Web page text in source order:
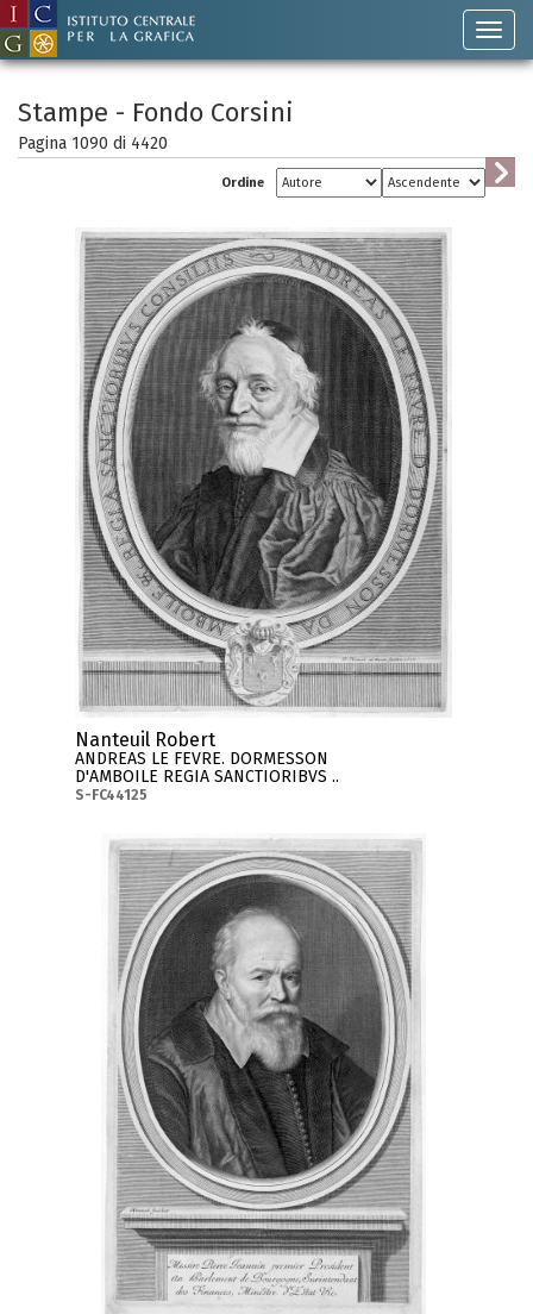
Stampe - Fondo Corsini
Pagina 1090 di 4420
Ordine
Nanteuil Robert
ANDREAS LE FEVRE. DORMESSON
D'AMBOILE REGIA SANCTIORIBVS ..
S-FC44125